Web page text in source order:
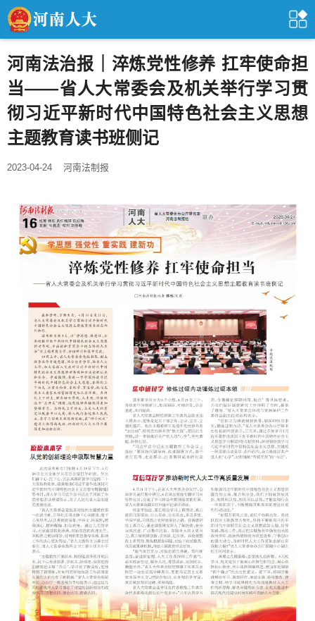
河南法治报｜淬炼党性修养 扛牢使命担
当——省人大常委会及机关举行学习贯
彻习近平新时代中国特色社会主义思想
主题教育读书班侧记
2023-04-24 河南法制报